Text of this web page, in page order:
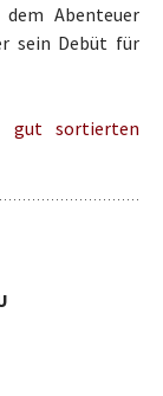
Abenteuer
sein Debüt für
gut sortierten